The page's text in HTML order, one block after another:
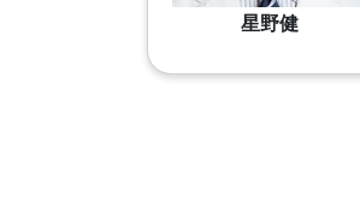
星野健